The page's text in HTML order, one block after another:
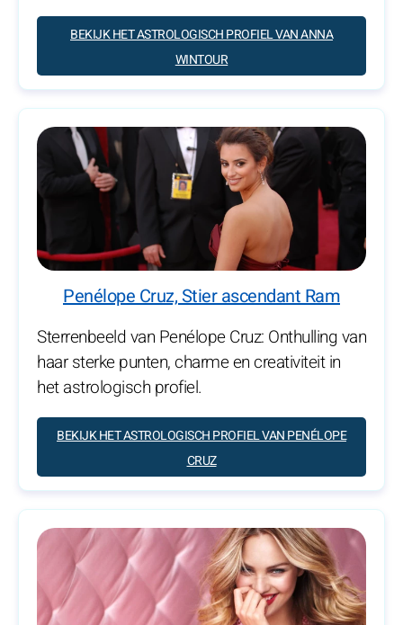
BEKIJK HET ASTROLOGISCH PROFIEL VAN ANNA
WINTOUR
Penélope Cruz, Stier ascendant Ram
Sterrenbeeld van Penélope Cruz: Onthulling van
haar sterke punten, charme en creativiteit in
het astrologisch profiel.
BEKIJK HET ASTROLOGISCH PROFIEL VAN PENÉLOPE
CRUZ